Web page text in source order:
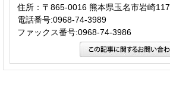
住所：〒865-0016 熊本県玉名市岩崎117
電話番号:0968-74-3989
ファックス番号:0968-74-3986